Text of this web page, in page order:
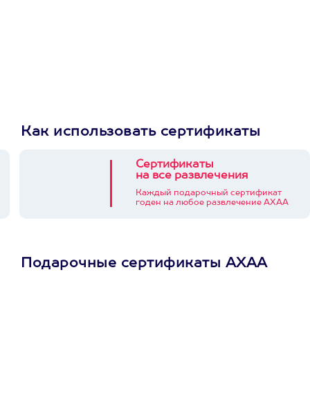
Как использовать сертификаты
Сертификаты
на все развлечения
Каждый подарочный сертификат
годен на любое развлечение АХАА
Подарочные сертификаты АХАА